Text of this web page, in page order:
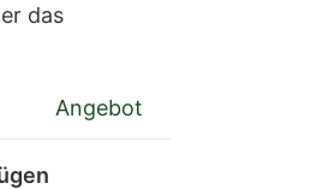
das
Angebot